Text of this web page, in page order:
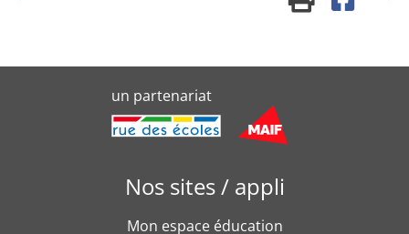
un partenariat
Nos sites / appli
Mon espace éducation